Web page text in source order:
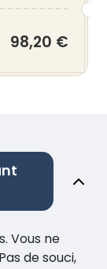
98,20 €
Vous ne
de souci,